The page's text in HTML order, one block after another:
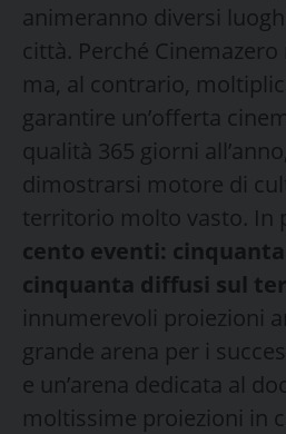
animeranno diversi
città. Perché Cinemazero
ma, al contrario,
garantire un’offerta
qualità 365 giorni
dimostrarsi motore di
territorio molto vasto. In
cento eventi:
cinquanta diffusi sul
innumerevoli proiezioni
grande arena per i
e un’arena dedicata al
moltissime proiezioni in